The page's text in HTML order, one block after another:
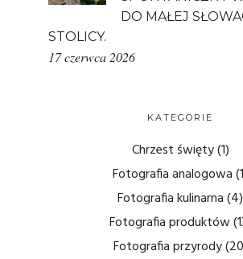
DO MAŁEJ
STOLICY.
17 czerwca 2026
KATEGORIE
Chrzest święty(1)
Fotografia analogowa
Fotografia kulinarna(4)
Fotografia produktów
Fotografia przyrody